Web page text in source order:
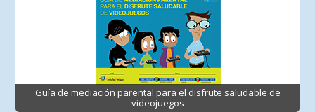
Guía de mediación parental para el disfrute saludable de
videojuegos